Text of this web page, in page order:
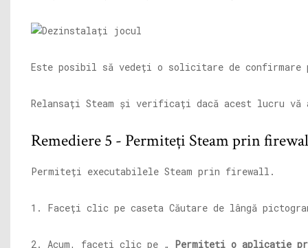
Este posibil să vedeți o solicitare de
Relansați Steam și verificați dacă acest lucru vă
Remediere 5 - Permiteți Steam prin
Permiteți executabilele Steam prin firewall.
1. Faceți clic pe caseta Căutare de lângă
2. Acum, faceți clic pe „ Permiteți o aplicație